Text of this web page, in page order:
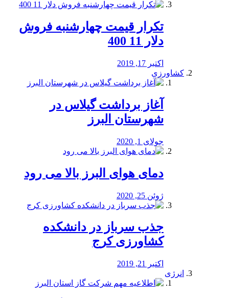
تکرار قیمت چهارشنبه فروش
دلار 11 400
اکتبر 17, 2019
کشاورزی
آغاز برداشت گیلاس در
شهرستان البرز
جولای 1, 2020
دمای هوای البرز بالا می رود
ژوئن 25, 2020
جذب سرباز در دانشکده
کشاورزی کرج
اکتبر 21, 2019
انرژی